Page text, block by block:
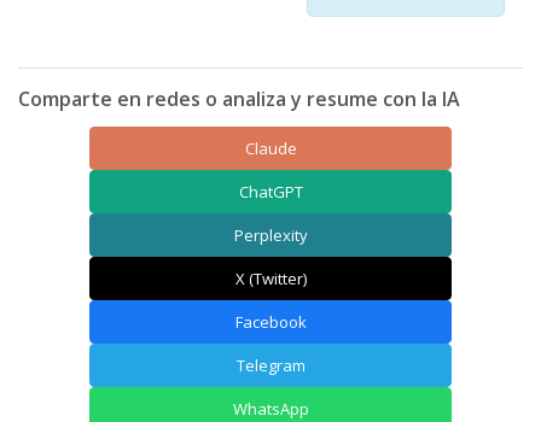
Comparte en redes o analiza y resume con la IA
Claude
ChatGPT
Perplexity
X (Twitter)
Facebook
Telegram
WhatsApp